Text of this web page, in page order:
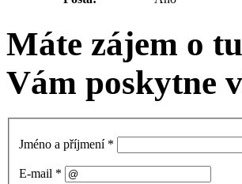
Máte zájem o
Vám poskytne
Jméno a příjmení *
E-mail *